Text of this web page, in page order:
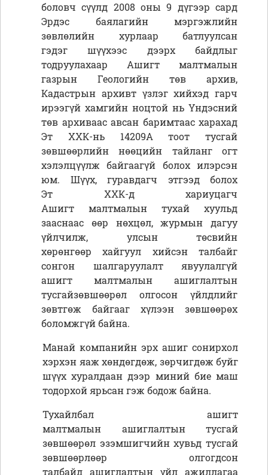
боловчсүүлд 2008 оны 9 дүгээр сард
Эрдэс баялагийн мэргэжлийн
зөвлөлийн хурлаар батлуулсан
гэдэгшүүхээс дээрх байдлыг
тодруулахаар Ашигт малтмалын
газрын Геологийн төв архив,
Кадастрын архивт үзлэг хийхэд гарч
ирээгүй хамгийн ноцтой нь Үндэсний
төв архиваас авсан баримтаас харахад
Эт ХХК-нь 14209А тоот тусгай
зөвшөөрлийн нөөцийн тайланг огт
хэлэлцүүлж байгаагүй болох илэрсэн
юм. Шүүх, гуравдагч этгээд болох
Эт ХХК-д хариуцагч
Ашигт малтмалын тухай хуульд
зааснаас өөр нөхцөл, журмын дагуу
үйлчилж, улсын төсвийн
хөрөнгөөр хайгуул хийсэн талбайг
сонгон шалгаруулалт явуулалгүй
ашигт малтмалын ашиглалтын
тусгайзөвшөөрөл олгосон үйлдлийг
зөвтгөж байгааг хүлээн зөвшөөрөх
боломжгүй байна.
Манай компанийн эрх ашиг сонирхол
хэрхэн яаж хөндөгдөж, зөрчигдөж буйг
шүүххуралдаан дээр миний бие маш
тодорхой ярьсан гэж бодож байна.
Тухайлбал ашигт
малтмалын ашиглалтын тусгай
зөвшөөрөл эзэмшигчийн хувьд тусгай
зөвшөөрлөөр олгогдсон
талбайд ашиглалтын үйл ажиллагаа